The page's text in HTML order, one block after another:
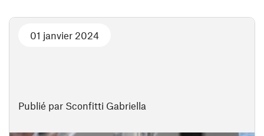
Publié par Sconfitti Gabriella
01 janvier 2024